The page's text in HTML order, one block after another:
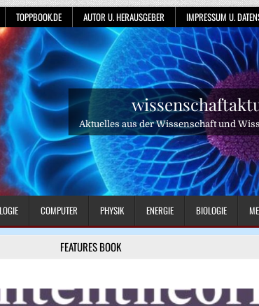
TOPPBOOK.DE AUTOR U. HERAUSGEBER IMPRESSUM U.
Aktuelles aus der Wissenschaft und
COMPUTER PHYSIK ENERGIE BIOLOGIE
FEATURES BOOK